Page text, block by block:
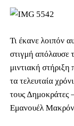
Τι έκανε λοιπόν
στιγμή απόλαυσε
μιντιακή στήριξη
τα τελευταία
τους Δημοκράτες
Εμανουέλ